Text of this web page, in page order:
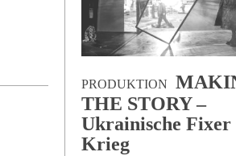
PRODUKTION
THE STORY –
Ukrainische Fixer
Krieg